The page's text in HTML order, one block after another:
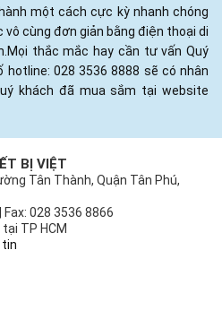
một cách cực kỳ nhanh chóng
cùng đơn giản bằng điện thoại di
thắc mắc hay cần tư vấn Quý
hotline: 028 3536 8888 sẽ có nhân
khách đã mua sắm tại website
BỊ VIỆT
Tân Thành, Quận Tân Phú,
028 3536 8866
TP HCM
tin